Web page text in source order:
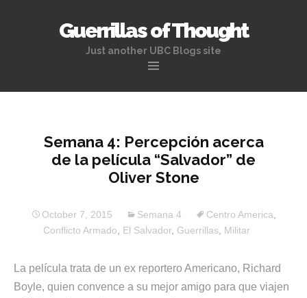
Guerrillas of Thought
Just another UBC Blogs site
Semana 4: Percepción acerca
de la película “Salvador” de
Oliver Stone
October 7, 2015 Semana 4 Centro America
Conflicto Armado
El Salvador, Guerrillas Militar
La película trata de un ex reportero Americano, Richard
Boyle, quien convence a su mejor amigo para que viajen